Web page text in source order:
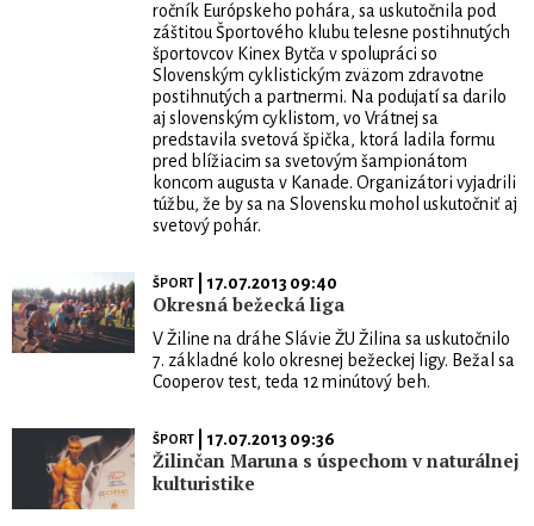
ročník Európskeho pohára, sa uskutočnila pod
záštitou Športového klubu telesne postihnutých
športovcov Kinex Bytča v spolupráci so
Slovenským cyklistickým zväzom zdravotne
postihnutých a partnermi. Na podujatí sa darilo
aj slovenským cyklistom, vo Vrátnej sa
predstavila svetová špička, ktorá ladila formu
pred blížiacim sa svetovým šampionátom
koncom augusta v Kanade. Organizátori vyjadrili
túžbu, že by sa na Slovensku mohol uskutočniť aj
svetový pohár.
ŠPORT| 17.07.2013 09:40
Okresná bežecká liga
V Žiline na dráhe Slávie ŽU Žilina sa uskutočnilo
7. základné kolo okresnej bežeckej ligy. Bežal sa
Cooperov test, teda 12 minútový beh.
ŠPORT| 17.07.2013 09:36
Žilinčan Maruna s úspechom v naturálnej
kulturistike